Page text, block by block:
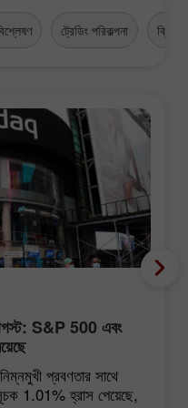
ট্রেডিং পরিকল্পনা
আগস্ট: S&P 500 এবং
প্রবণতার সাথে
1.01% হ্রাস পেয়েছে,